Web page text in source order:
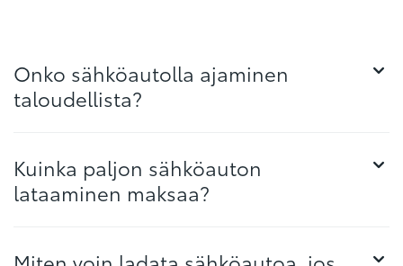
Onko sähköautolla ajaminen
taloudellista?
Kuinka paljon sähköauton
lataaminen maksaa?